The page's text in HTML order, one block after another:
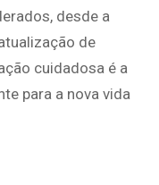
desde a
de
cuidadosa é a
para a nova vida